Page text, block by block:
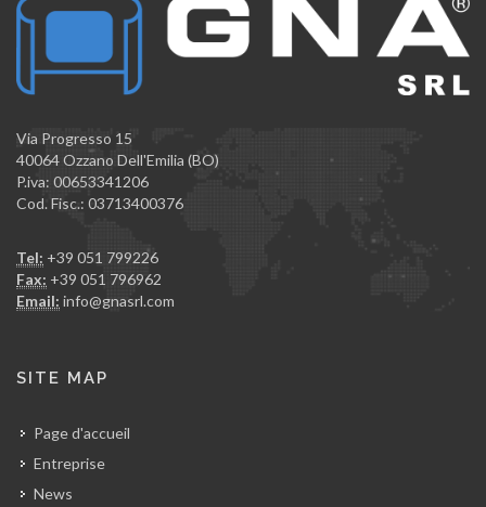
Via Progresso 15
40064 Ozzano Dell'Emilia (BO)
P.iva: 00653341206
Cod. Fisc.: 03713400376
Tel: +39 051 799226
Fax: +39 051 796962
Email: info@gnasrl.com
SITE MAP
Page d'accueil
Entreprise
News